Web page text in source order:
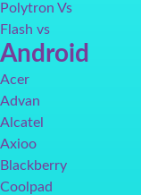
Polytron Vs
Flash vs
Android
Acer
Advan
Alcatel
Axioo
Blackberry
Coolpad